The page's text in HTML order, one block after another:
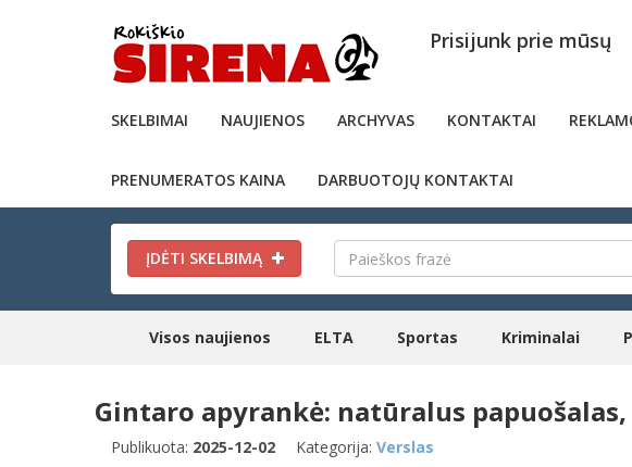
Prisijunk prie mūsų
SKELBIMAI NAUJIENOS ARCHYVAS KONTAKTAI
PRENUMERATOS KAINA DARBUOTOJŲ KONTAKTAI
ĮDĖTI SKELBIMĄ
Visos naujienos ELTA Sportas Kriminalai
Gintaro apyrankė: natūralus
Publikuota: 2025-12-02 Kategorija: Verslas